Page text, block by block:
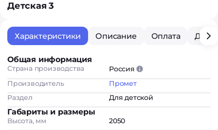
Детская 3
Характеристики Описание Оплата
Общая информация
Страна производства
Россия
Производитель
Промет
Раздел
Для детской
Габариты и размеры
Высота, мм
2050